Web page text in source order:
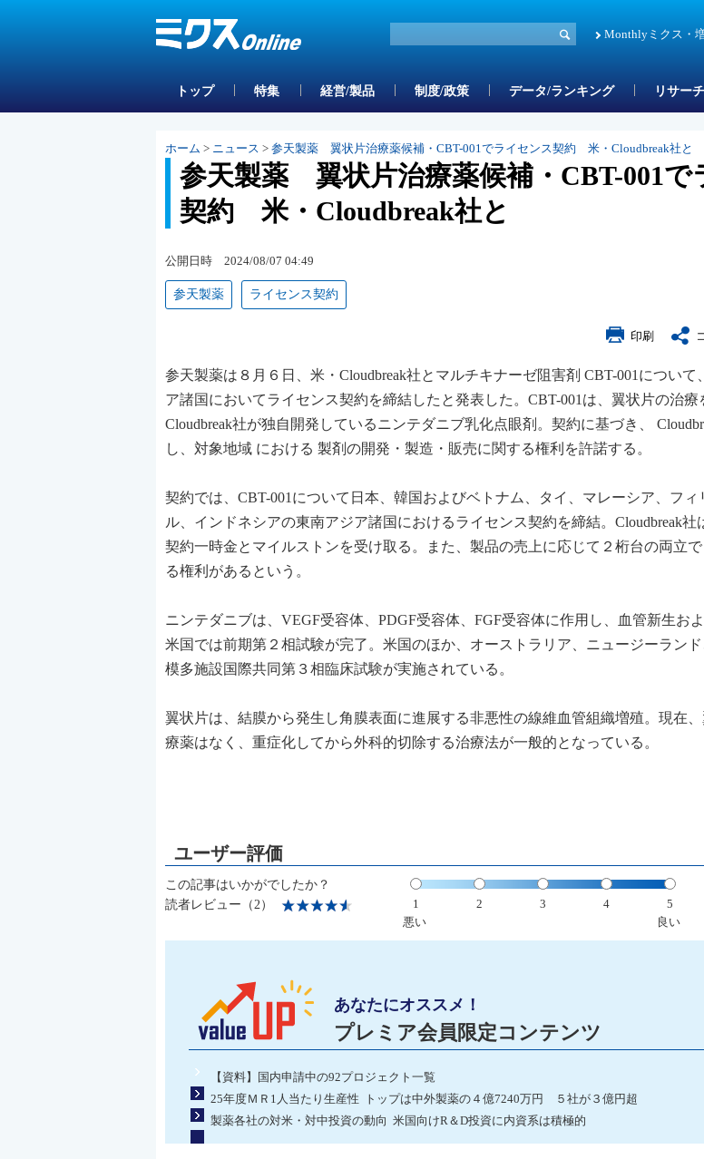
Monthlyミクス・
トップ 特集 経営/製品 制度/政策 データ/ランキング リサーチ
ホーム > ニュース > 参天製薬 翼状片治療薬候補・CBT-001でライセンス契約 米・Cloudbreak社と
参天製薬 翼状片治療薬候補・CBT-001で
契約 米・Cloudbreak社と
公開日時 2024/08/07 04:49
参天製薬 ライセンス契約
印刷
参天製薬は８月６日、米・Cloudbreak社とマルチキナーゼ阻害剤 CBT-001につい
ア諸国においてライセンス契約を締結したと発表した。CBT-001は、翼状片の治療
Cloudbreak社が独自開発しているニンテダニブ乳化点眼剤。契約に基づき、
し、対象地域 における 製剤の開発・製造・販売に関する権利を許諾する。
契約では、CBT-001について日本、韓国およびベトナム、タイ、マレーシア、フィ
ル、インドネシアの東南アジア諸国におけるライセンス契約を締結。Cloudbreak社
契約一時金とマイルストンを受け取る。また、製品の売上に応じて２桁台の両立
る権利があるという。
ニンテダニブは、VEGF受容体、PDGF受容体、FGF受容体に作用し、血管新生お
米国では前期第２相試験が完了。米国のほか、オーストラリア、ニュージーラン
模多施設国際共同第３相臨床試験が実施されている。
翼状片は、結膜から発生し角膜表面に進展する非悪性の線維血管組織増殖。現在
療薬はなく、重症化してから外科的切除する治療法が一般的となっている。
この記事はいかがでしたか？
読者レビュー（2）
1 2 3 4
5
悪い
良い
あなたにオススメ！
プレミア会員限定コンテンツ
【資料】国内申請中の92プロジェクト一覧
25年度ＭＲ1人当たり生産性 トップは中外製薬の４億7240万円 ５社が３億円超
製薬各社の対米・対中投資の動向 米国向けR＆D投資に内資系は積極的